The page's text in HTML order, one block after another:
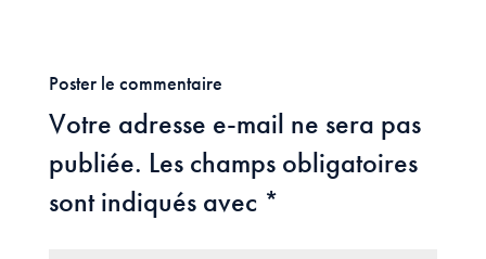
Poster le commentaire
Votre adresse e-mail ne sera pas
publiée. Les champs obligatoires
sont indiqués avec *